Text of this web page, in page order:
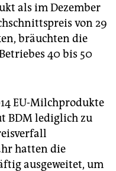
als im Dezember
von 29
bräuchten die
40 bis 50
EU-Milchprodukte
BDM lediglich zu
hatten die
ausgeweitet, um